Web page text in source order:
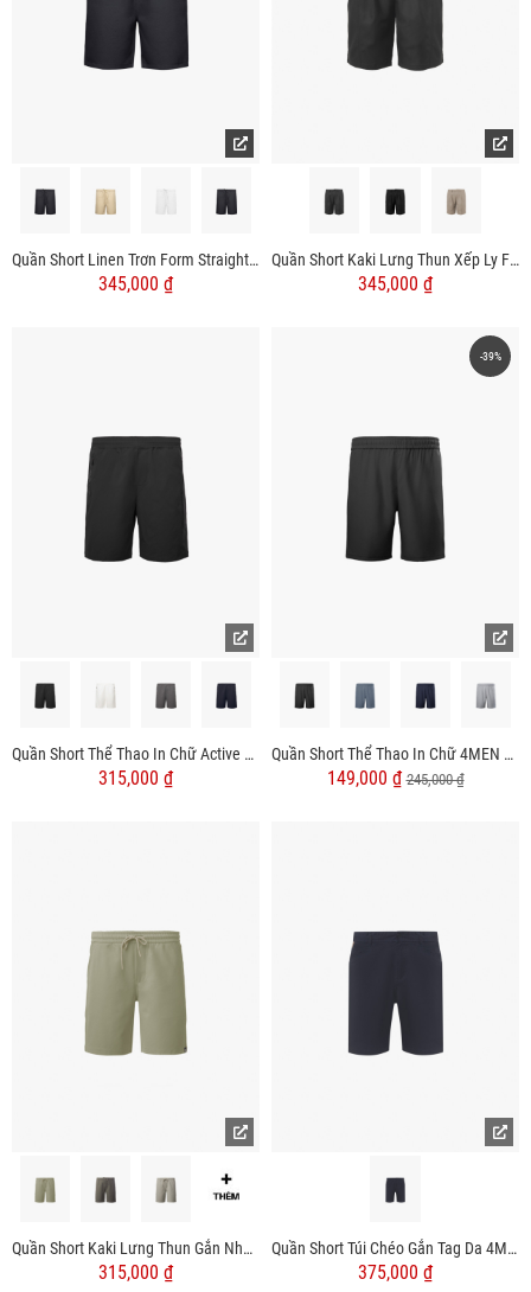
Quần Short Linen Trơn Form Straight QS085
345,000 ₫
Quần Short Kaki Lưng Thun Xếp Ly Form Regular QS065
345,000 ₫
Quần Short Thể Thao In Chữ Active 4MEN Form Regular QS080
315,000 ₫
-39%
Quần Short Thể Thao In Chữ 4MEN Ở Túi Form Relax Sport QS077
149,000 ₫245,000 ₫
Quần Short Kaki Lưng Thun Gắn Nhãn Trang Trí Form Straight QS067
315,000 ₫
Quần Short Túi Chéo Gắn Tag Da 4MEN Form Regular QS053
375,000 ₫